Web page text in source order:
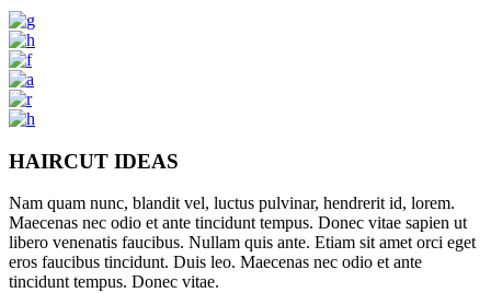
HAIRCUT IDEAS
Nam quam nunc, blandit vel, luctus pulvinar, hendrerit id, lorem.
Maecenas nec odio et ante tincidunt tempus. Donec vitae sapien ut
libero venenatis faucibus. Nullam quis ante. Etiam sit amet orci eget
eros faucibus tincidunt. Duis leo. Maecenas nec odio et ante
tincidunt tempus. Donec vitae.